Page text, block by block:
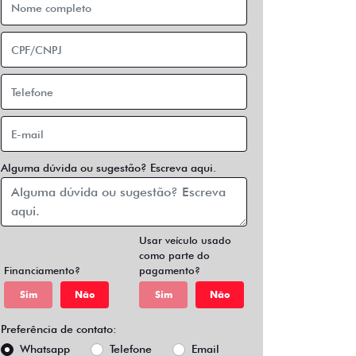
Alguma dúvida ou sugestão? Escreva aqui.
Financiamento?
Sim Não
Usar veículo usado
como parte do
pagamento?
Sim Não
Preferência de contato:
Whatsapp
Telefone Email